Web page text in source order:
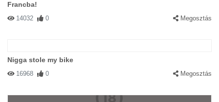
Francba!
14032 0 Megosztás
Nigga stole my bike
16968 0 Megosztás